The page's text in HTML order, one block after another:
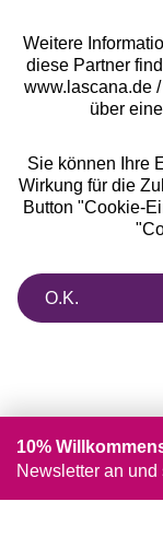
Weitere
diese Partner
www.lascana.de
über
Sie können Ihre
Wirkung für die
Button "Cookie-
O.K.
10%
Newsletter an